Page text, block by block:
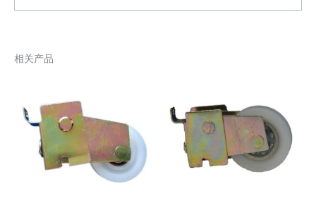
相关产品